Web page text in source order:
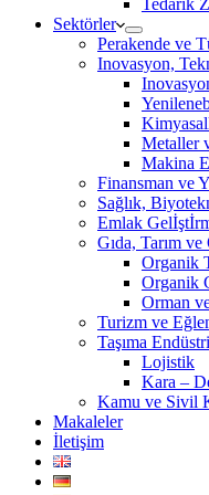
Tedarik
Sektörler
Perakende ve
Inovasyon,
Metaller
Makina
Finansman ve
Sağlık,
Emlak
Gıda, Tarım ve
Organik
Organik
Orman
Turizm ve
Taşıma
Lojistik
Kara –
Kamu ve Sivil
Makaleler
İletişim